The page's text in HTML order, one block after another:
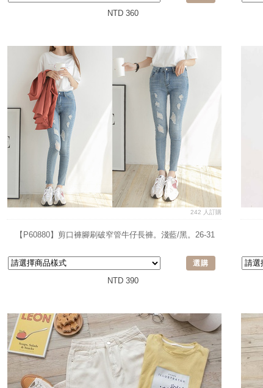
NTD 360
242 人訂購
【P60880】剪口褲腳刷破窄管牛仔長褲。淺藍/黑。26-31
選購
NTD 390